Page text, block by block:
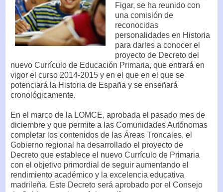
Figar, se ha reunido con
una comisión de
reconocidas
personalidades en Historia
para darles a conocer el
proyecto de Decreto del
nuevo Currículo de Educación Primaria, que entrará en
vigor el curso 2014-2015 y en el que en el que se
potenciará la Historia de España y se enseñará
cronológicamente.
En el marco de la LOMCE, aprobada el pasado mes de
diciembre y que permite a las Comunidades Autónomas
completar los contenidos de las Áreas Troncales, el
Gobierno regional ha desarrollado el proyecto de
Decreto que establece el nuevo Currículo de Primaria
con el objetivo primordial de seguir aumentando el
rendimiento académico y la excelencia educativa
madrileña. Este Decreto será aprobado por el Consejo